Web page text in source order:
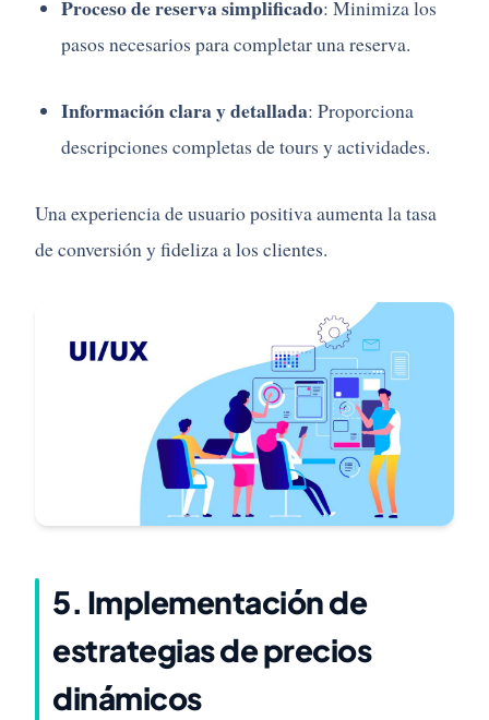
Procesodereservasimplificado: Minimizalos
pasos necesarios paracompletarunareserva.
Informaciónclaraydetallada: Proporciona
descripciones completas detours yactividades.
Unaexperienciadeusuariopositivaaumentalatasa
deconversiónyfidelizaalos clientes.
5. Implementaciónde
estrategiasdeprecios
dinámicos